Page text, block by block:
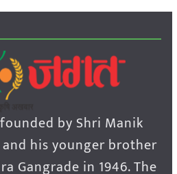
by Shri Manik
his younger brother
Gangrade in 1946. The